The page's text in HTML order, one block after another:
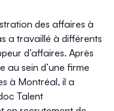
des affaires à
a travaillé à différents
d’affaires. Après
au sein d’une firme
à Montréal, il a
Talent